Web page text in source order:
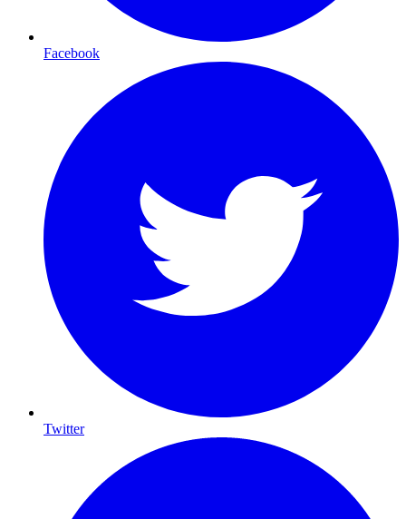
Facebook
Twitter